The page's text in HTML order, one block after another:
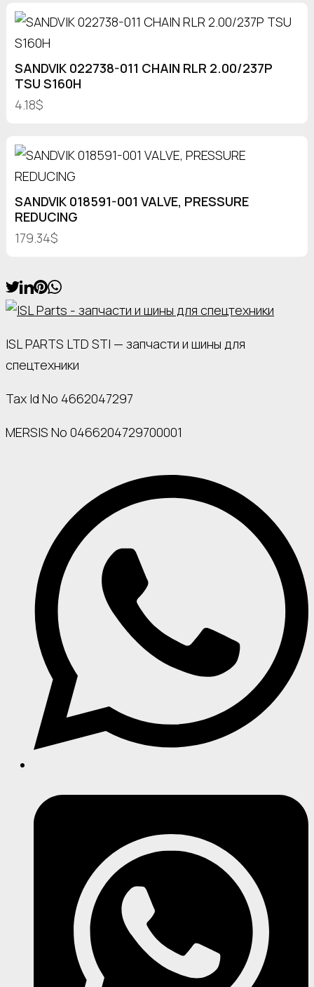
SANDVIK 022738-011 CHAIN RLR 2.00/237P
TSU S160H
4.18$
SANDVIK 018591-001 VALVE, PRESSURE
REDUCING
179.34$
ISL PARTS LTD STI — запчасти и шины для
спецтехники
Tax Id No 4662047297
MERSIS No 0466204729700001